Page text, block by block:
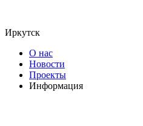
Иркутск
О нас
Новости
Проекты
Информация